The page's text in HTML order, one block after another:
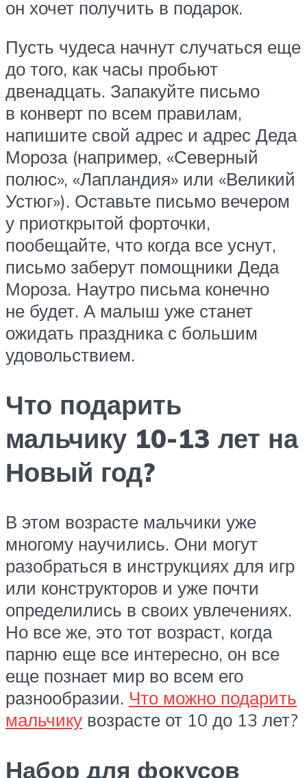
он хочет получить в подарок.
Пусть чудеса начнут случаться еще
до того, как часы пробьют
двенадцать. Запакуйте письмо
в конверт по всем правилам,
напишите свой адрес и адрес Деда
Мороза (например, «Северный
полюс», «Лапландия» или «Великий
Устюг»). Оставьте письмо вечером
у приоткрытой форточки,
пообещайте, что когда все уснут,
письмо заберут помощники Деда
Мороза. Наутро письма конечно
не будет. А малыш уже станет
ожидать праздника с большим
удовольствием.
Что подарить
мальчику 10-13 лет на
Новый год?
В этом возрасте мальчики уже
многому научились. Они могут
разобраться в инструкциях для игр
или конструкторов и уже почти
определились в своих увлечениях.
Но все же, это тот возраст, когда
парню еще все интересно, он все
еще познает мир во всем его
разнообразии. Что можно подарить
мальчику возрасте от 10 до 13 лет?
Набор для фокусов